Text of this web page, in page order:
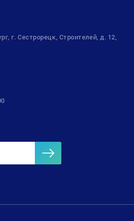
г. Сестрорецк, Строителей, д. 12,